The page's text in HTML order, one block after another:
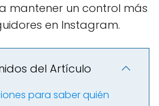
mantener un control más
en Instagram.
del Artículo
para saber quién